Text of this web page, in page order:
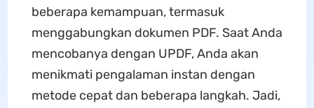
beberapa kemampuan, termasuk
menggabungkan dokumen PDF. Saat Anda
mencobanya dengan UPDF, Anda akan
menikmati pengalaman instan dengan
metode cepat dan beberapa langkah. Jadi,